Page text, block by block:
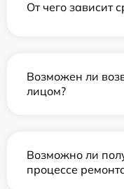
От чего зависит
Возможен ли
лицом?
Возможно ли
процессе